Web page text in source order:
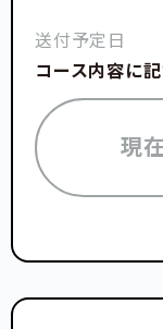
送付予定日
コース内容に
現